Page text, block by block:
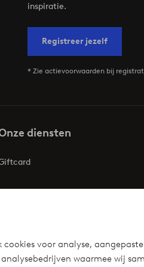
voor analyse,
waarmee wij
inspiratie.
Registreer jezelf
* Zie actievoorwaarden bij
diensten